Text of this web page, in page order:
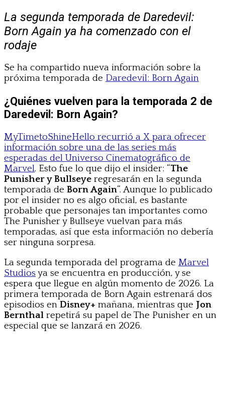
La segunda temporada de Daredevil:
Born Again ya ha comenzado con el
rodaje
Se ha compartido nueva información sobre la
próxima temporada de Daredevil: Born Again
¿Quiénes vuelven para la temporada 2 de
Daredevil: Born Again?
MyTimetoShineHello recurrió a X para ofrecer
información sobre una de las series más
esperadas del Universo Cinematográfico de
Marvel. Esto fue lo que dijo el insider: “The
Punisher y Bullseye regresarán en la segunda
temporada de Born Again“. Aunque lo publicado
por el insider no es algo oficial, es bastante
probable que personajes tan importantes como
The Punisher y Bullseye vuelvan para más
temporadas, así que esta información no debería
ser ninguna sorpresa.
La segunda temporada del programa de Marvel
Studiosya se encuentra en producción, y se
espera que llegue en algún momento de 2026. La
primera temporada de Born Again estrenará dos
episodios en Disney+ mañana, mientras que Jon
Bernthal repetirá su papel de The Punisher en un
especial que se lanzará en 2026.